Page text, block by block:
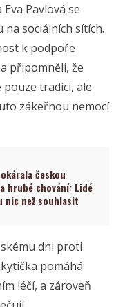
Pavlová se
sociálních sítích.
k podpoře
připomněli, že
tradici, ale
zákeřnou nemocí
českou
hrubé chování: Lidé
nic než souhlasit
dni proti
pomáhá
léčí, a zároveň